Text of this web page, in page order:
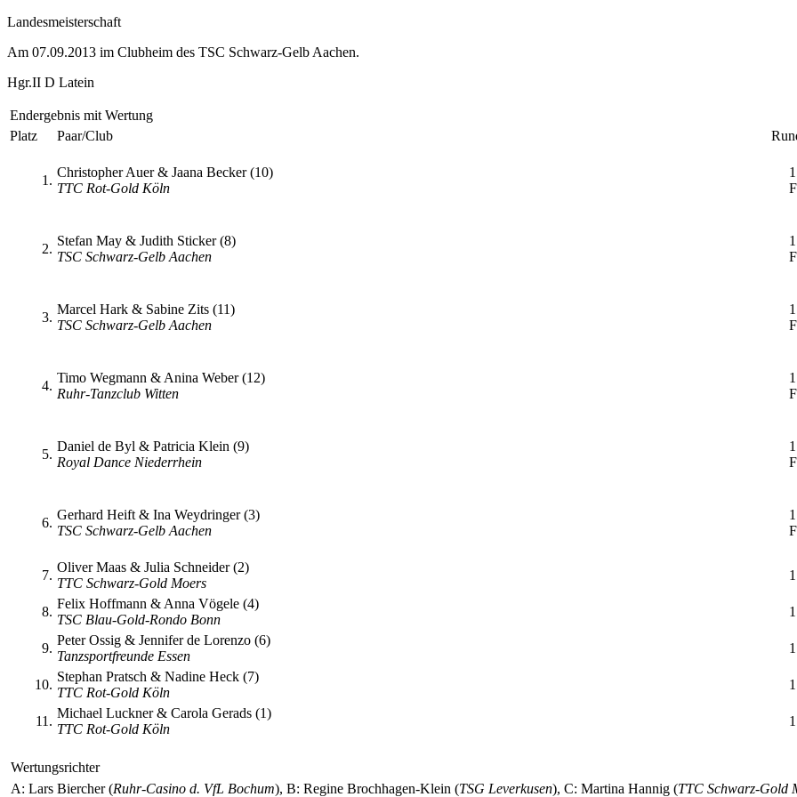
Landesmeisterschaft
Am 07.09.2013 im Clubheim des TSC Schwarz-Gelb Aachen.
Hgr.II D Latein
Endergebnis mit Wertung
Platz
Paar/Club
1.
Christopher Auer & Jaana Becker (10)
TTC Rot-Gold Köln
1
F
2.
Stefan May & Judith Sticker (8)
TSC Schwarz-Gelb Aachen
1
F
3.
Marcel Hark & Sabine Zits (11)
TSC Schwarz-Gelb Aachen
1
F
4.
Timo Wegmann & Anina Weber (12)
Ruhr-Tanzclub Witten
1
F
5.
Daniel de Byl & Patricia Klein (9)
Royal Dance Niederrhein
1
F
6.
Gerhard Heift & Ina Weydringer (3)
TSC Schwarz-Gelb Aachen
1
F
7.
Oliver Maas & Julia Schneider (2)
TTC Schwarz-Gold Moers
1
8.
Felix Hoffmann & Anna Vögele (4)
TSC Blau-Gold-Rondo Bonn
1
9.
Peter Ossig & Jennifer de Lorenzo (6)
Tanzsportfreunde Essen
1
10.
Stephan Pratsch & Nadine Heck (7)
TTC Rot-Gold Köln
1
11.
Michael Luckner & Carola Gerads (1)
TTC Rot-Gold Köln
1
Wertungsrichter
A: Lars Biercher (Ruhr-Casino d. VfL Bochum), B: Regine Brochhagen-Klein (TSG Leverkusen), C: Martina Hannig (TTC Schwarz-Gold